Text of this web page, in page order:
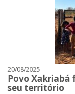
20/08/2025
Povo Xakriabá
seu território